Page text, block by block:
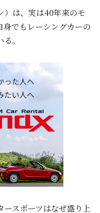
）は、実は40年来のモ
でもレーシングカーの
。
スポーツはなぜ盛り上